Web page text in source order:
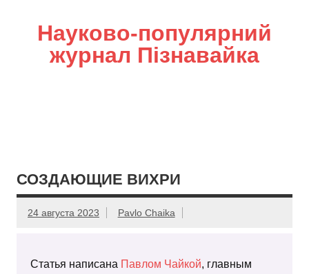
Науково-популярний
журнал Пізнавайка
СОЗДАЮЩИЕ ВИХРИ
24 августа 2023 Pavlo Chaika
Статья написана Павлом Чайкой, главным